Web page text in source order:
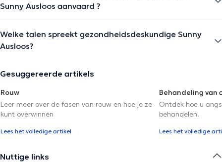
Sunny Ausloos aanvaard ?
Welke talen spreekt gezondheidsdeskundige Sunny
Ausloos?
Gesuggereerde artikels
Rouw
Leer meer over de fasen van rouw en hoe je ze
kunt overwinnen
Lees het volledige artikel
Behandeling van
Ontdek hoe u
behandelen.
Lees het volledige
Nuttige links